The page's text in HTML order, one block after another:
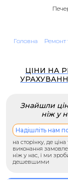
Головна Ремонт
ЦІНИ НА
Знайшли
ніж у
Надішліть нам
на сторінку, де ціна
виконання
ніж у нас, і ми
дешевшими